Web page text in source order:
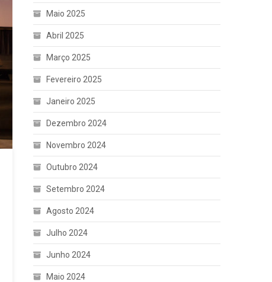
Maio 2025
Abril 2025
Março 2025
Fevereiro 2025
Janeiro 2025
Dezembro 2024
Novembro 2024
Outubro 2024
Setembro 2024
Agosto 2024
Julho 2024
Junho 2024
Maio 2024